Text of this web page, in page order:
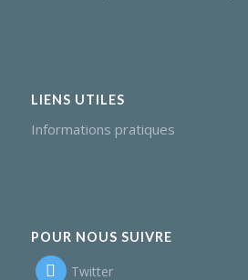
LIENS UTILES
Informations pratiques
POUR NOUS SUIVRE
Twitter